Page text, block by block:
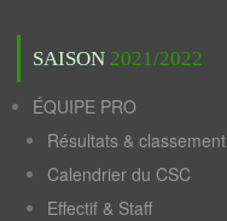
SAISON 2021/2022
ÉQUIPE PRO
Résultats & classement
Calendrier du CSC
Effectif & Staff